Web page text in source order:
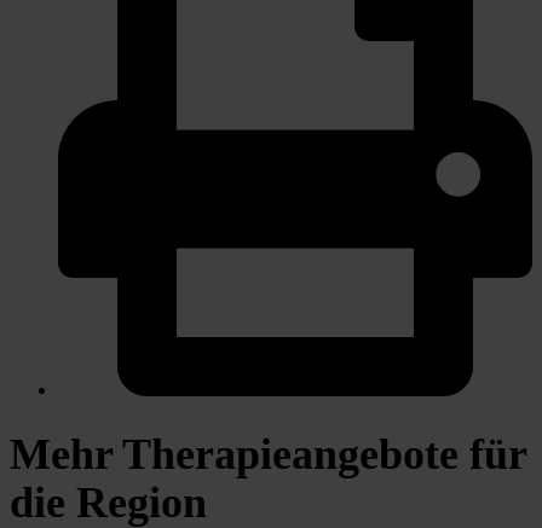
Mehr Therapieangebote für
die Region